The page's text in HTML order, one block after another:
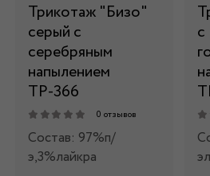
Трикотаж "Бизо"
серый с
серебряным
напылением
ТР-366
0 отзывов
Состав: 97%п/
э,3%лайкра
с